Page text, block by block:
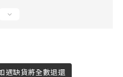
遇缺貨將全數退還